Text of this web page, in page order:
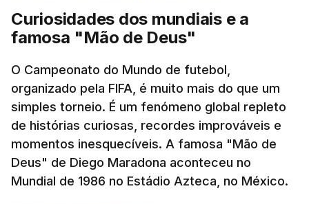
Curiosidades dos mundiais e a
famosa "Mão de Deus"
O Campeonato do Mundo de futebol,
organizado pela FIFA, é muito mais do que um
simples torneio. É um fenómeno global repleto
de histórias curiosas, recordes improváveis e
momentos inesquecíveis. A famosa "Mão de
Deus" de Diego Maradona aconteceu no
Mundial de 1986 no Estádio Azteca, no México.